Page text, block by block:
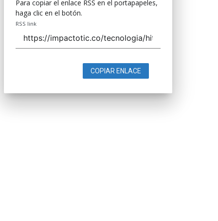
Para copiar el enlace RSS en el portapapeles,
haga clic en el botón.
RSS link
COPIAR ENLACE